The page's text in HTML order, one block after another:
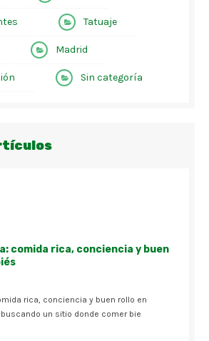
Tatuaje
Madrid
Sin categoría
comida rica, conciencia y buen
rica, conciencia y buen rollo en
un sitio donde comer bie